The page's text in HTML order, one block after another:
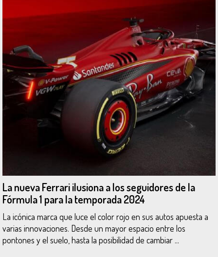
La nueva Ferrari ilusiona a los seguidores de la
Fórmula 1 para la temporada 2024
La icónica marca que luce el color rojo en sus autos apuesta a
varias innovaciones. Desde un mayor espacio entre los
pontones y el suelo, hasta la posibilidad de cambiar ...